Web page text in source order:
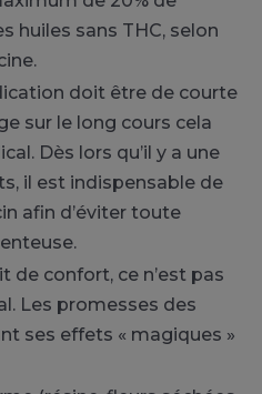
huiles sans THC, selon
doit être de courte
sur le long cours cela
Dès lors qu’il y a une
il est indispensable de
afin d’éviter toute
de confort, ce n’est pas
Les promesses des
ses effets « magiques »